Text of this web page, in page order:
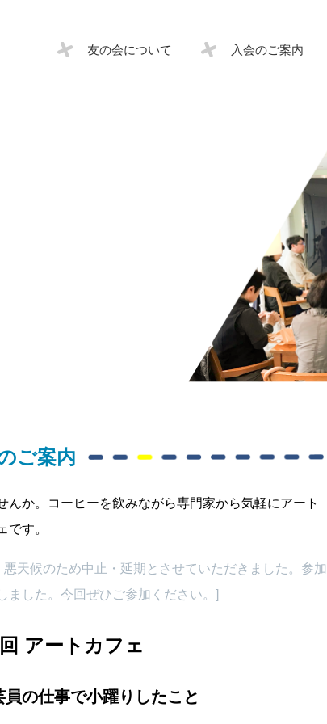
友の会について 入会のご案内
ご案内
か。コーヒーを飲みながら専門家から気軽にアート
す。
天候のため中止・延期とさせていただきました。参加
ました。今回ぜひご参加ください。]
アートカフェ
員の仕事で小躍りしたこと